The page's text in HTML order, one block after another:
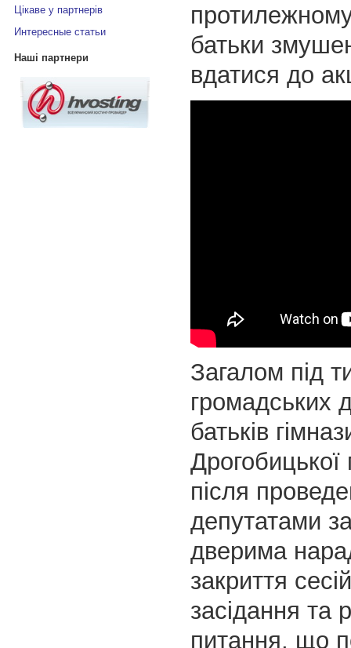
Цікаве у партнерів
Интересные статьи
Наші партнери
батьки
вдатися до
Загалом під
громадських
батьків
Дрогобицької
після
депутатами
дверима
закриття
засідання та
питання, що